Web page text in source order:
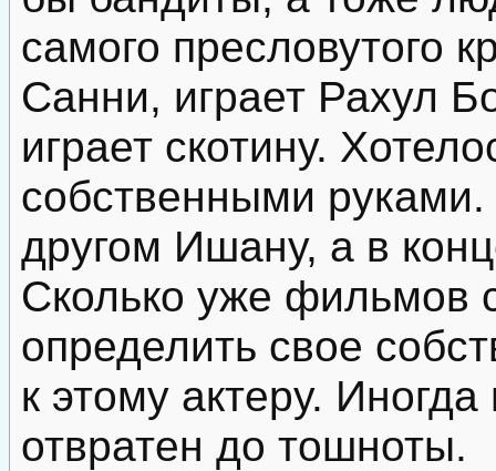
самого пресловутого
Санни, играет Рахул
играет скотину.
собственными
другом Ишану, а в
Сколько уже фильмов
определить свое
к этому актеру.
отвратен до тошноты.